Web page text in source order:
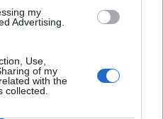
my
Advertising.
Use,
of my
with the
collected.
i kylen, eftersom den
kylskåp i kiosken men
hade det flyttats.
framme i
var då inspektören